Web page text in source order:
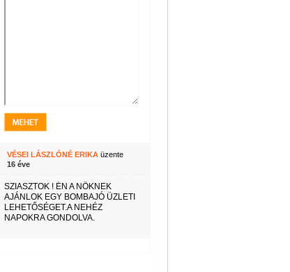
VÉSEI LÁSZLÓNÉ ERIKAüzente
16 éve
SZIASZTOK ! ÉN A NŐKNEK
AJÁNLOK EGY BOMBAJÓ ÜZLETI
LEHETŐSÉGET.A NEHÉZ
NAPOKRA GONDOLVA.